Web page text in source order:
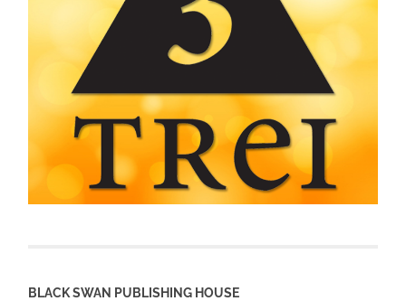
BLACK SWAN PUBLISHING HOUSE